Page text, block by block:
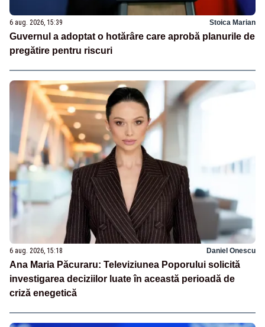
6 aug. 2026, 15:39 Stoica Marian
Guvernul a adoptat o hotărâre care aprobă planurile de
pregătire pentru riscuri
6 aug. 2026, 15:18 Daniel Onescu
Ana Maria Păcuraru: Televiziunea Poporului solicită
investigarea deciziilor luate în această perioadă de
criză enegetică